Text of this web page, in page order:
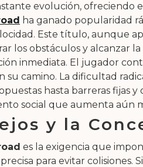
evolución, ofreciendo
ha ganado popularidad
Este título, aunque
los obstáculos y alcanzar
inmediata. El jugador
camino. La dificultad
hasta barreras fijas y
social que aumenta aún
y la
es la exigencia que
para evitar colisiones.